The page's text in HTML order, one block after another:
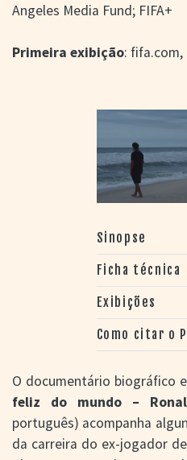
Angeles Media Fund; FIFA+
Primeira exibição: fifa.com,
Sinopse
Ficha técnica
Exibições
Como citar o
O documentário biográfico
feliz do mundo –
português) acompanha
da carreira do ex-jogador